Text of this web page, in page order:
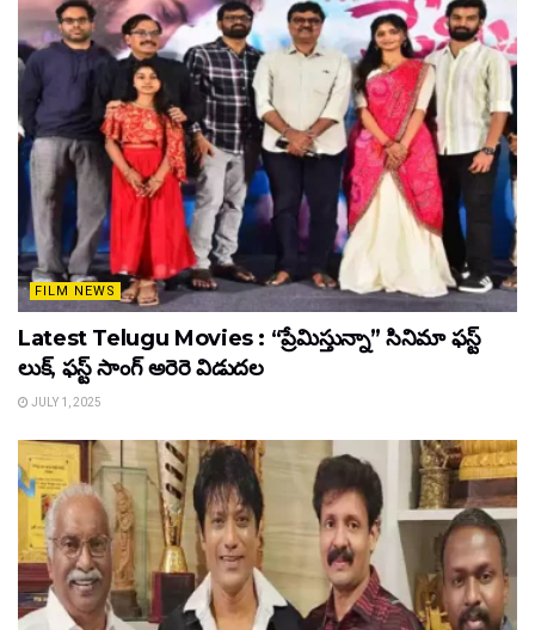
FILM NEWS
Latest Telugu Movies : “ప్రేమిస్తున్నా” సినిమా ఫస్ట్
లుక్, ఫస్ట్ సాంగ్ అరెరె విడుదల
JULY 1, 2025